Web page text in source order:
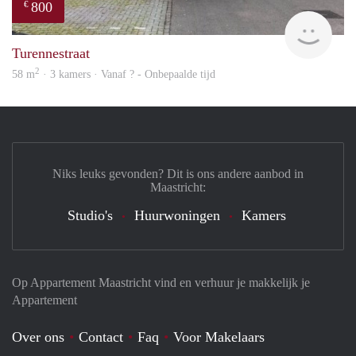
€ 800
Turennestraat
58 m2 · 3 kamers · Vanaf ? - Onbepaalde tijd
Op Appartement Maastricht vind en verhuur je makkelijk je
Appartement
Over ons Contact Faq Voor Makelaars
Niks leuks gevonden? Dit is ons andere aanbod in
Maastricht:
Studio's Huurwoningen Kamers